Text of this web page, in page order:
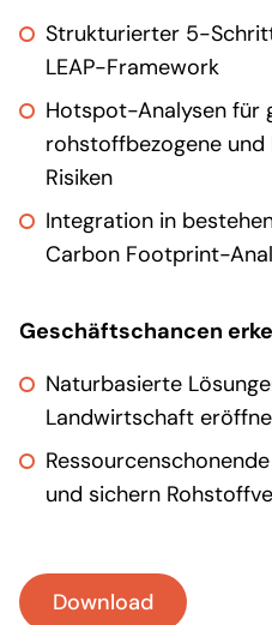
Warum
Whitepaper
Strukturierter 5-
LEAP-Framework
Hotspot-Analysen für
rohstoffbezogene
Risiken
Integration in
Carbon Footprint-
Geschäftschancen
Naturbasierte
Landwirtschaft
und sichern
Download